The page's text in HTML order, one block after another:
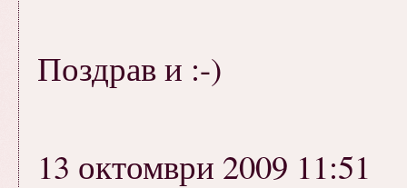
Поздрав и :-)
13 октомври 2009 11:51